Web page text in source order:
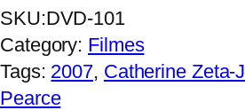
a
n
t
i
SKU:DVD-101
Category: Filmes
Tags: 2007, Catherine Zeta-
Pearce